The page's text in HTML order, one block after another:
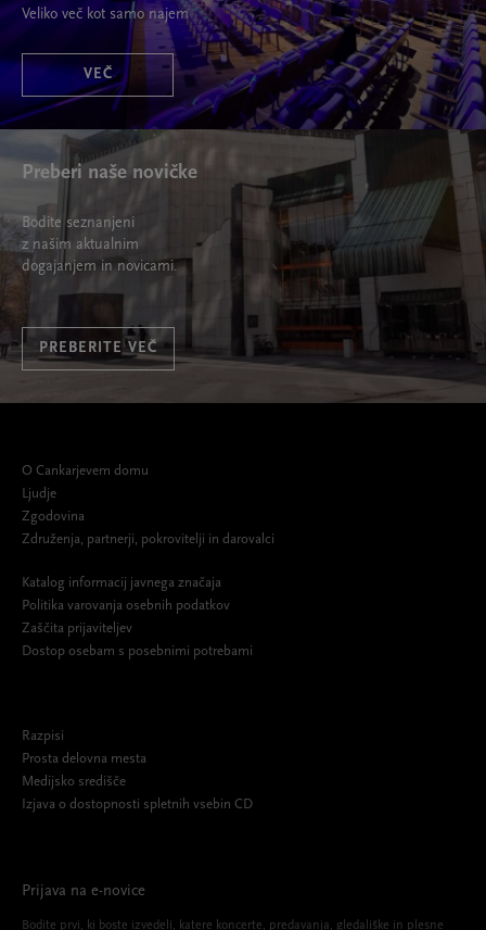
Veliko več kot samo najem
VEČ
Preberi naše novičke
Bodite seznanjeni
z našim aktualnim
dogajanjem in novicami.
PREBERITE VEČ
O Cankarjevem domu
Ljudje
Zgodovina
Združenja, partnerji, pokrovitelji in darovalci
Katalog informacij javnega značaja
Politika varovanja osebnih podatkov
Zaščita prijaviteljev
Dostop osebam s posebnimi potrebami
Razpisi
Prosta delovna mesta
Medijsko središče
Izjava o dostopnosti spletnih vsebin CD
Prijava na e-novice
Bodite prvi, ki boste izvedeli, katere koncerte, predavanja, gledališke in plesne